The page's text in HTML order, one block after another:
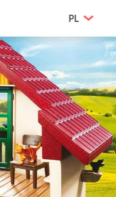
PL